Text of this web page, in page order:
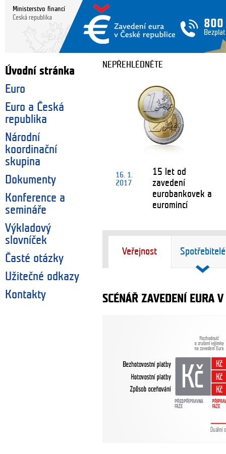
Ministerstvo financí
Česká republika
800
Úvodní stránka
Euro
Euro a Česká
republika
Národní
koordinační
skupina
Dokumenty
Konference a
semináře
Výkladový
slovníček
Časté otázky
Užitečné odkazy
Kontakty
NEPŘEHLÉDNĚTE
16. 1.
2017
15 let od
zavedení
eurobankovek a
euromincí
Veřejnost Spotřebitelé
SCÉNÁŘ ZAVEDENÍ EURA